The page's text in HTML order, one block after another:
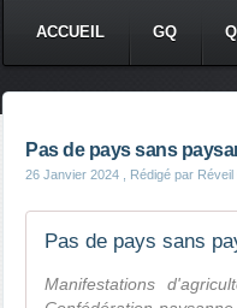
ACCUEIL GQ
Pas de pays sans
26 Janvier 2024 , Rédigé par
Manifestations